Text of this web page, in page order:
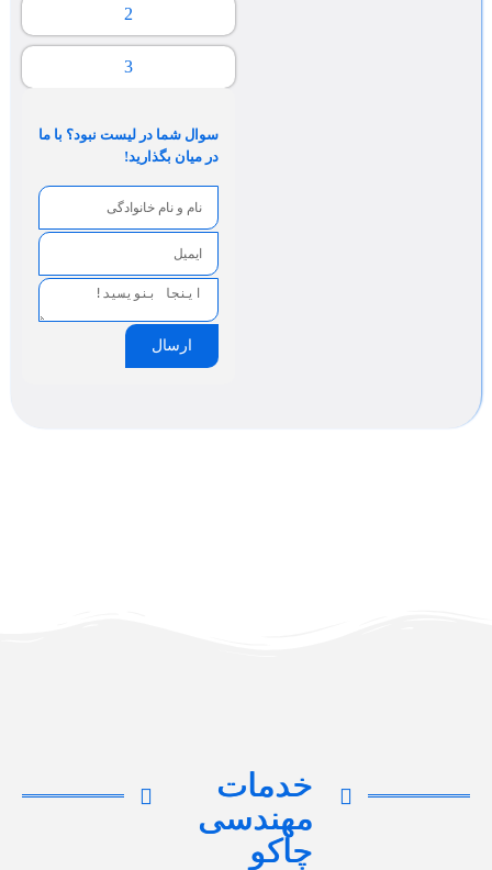
2
3
سوال شما در لیست نبود؟ با ما
در میان بگذارید!
ارسال
خدمات
مهندسی
چاکو